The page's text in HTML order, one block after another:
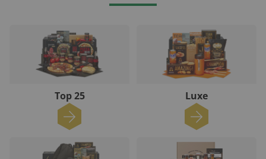
Top 25 Luxe